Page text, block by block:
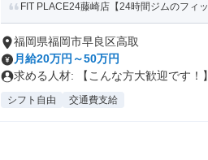
FIT PLACE24藤崎店【24時間ジムのフィ
福岡県福岡市早良区高取
月給20万円～50万円
求める人材: 【こんな方大歓迎です！
シフト自由 交通費支給